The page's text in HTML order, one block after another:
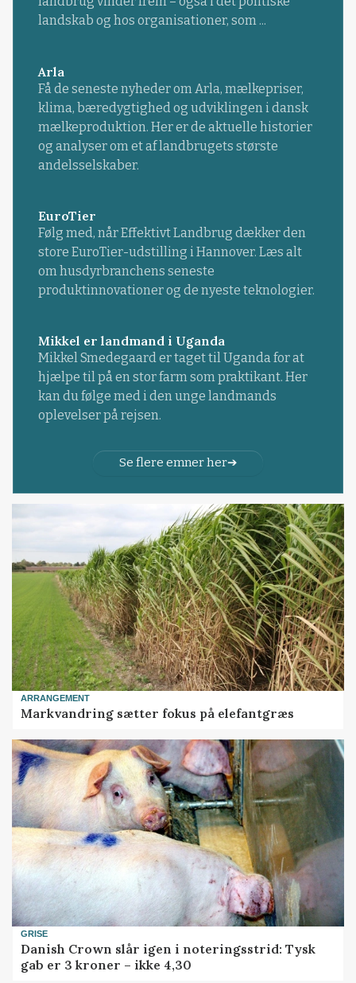
landskab og hos organisationer, som ...
Arla
Få de seneste nyheder om Arla, mælkepriser,
klima, bæredygtighed og udviklingen i dansk
mælkeproduktion. Her er de aktuelle historier
og analyser om et af landbrugets største
andelsselskaber.
EuroTier
Følg med, når Effektivt Landbrug dækker den
store EuroTier-udstilling i Hannover. Læs alt
om husdyrbranchens seneste
produktinnovationer og de nyeste teknologier.
Mikkel er landmand i Uganda
Mikkel Smedegaard er taget til Uganda for at
hjælpe til på en stor farm som praktikant. Her
kan du følge med i den unge landmands
oplevelser på rejsen.
Se flere emner her
ARRANGEMENT
Markvandring sætter fokus på elefantgræs
GRISE
Danish Crown slår igen i noteringsstrid: Tysk
gab er 3 kroner – ikke 4,30